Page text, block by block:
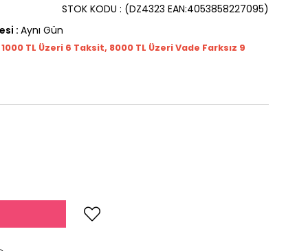
(DZ4323 EAN:4053858227095)
STOK KODU
: Aynı Gün
TL Üzeri 6 Taksit, 8000 TL Üzeri Vade Farksız 9